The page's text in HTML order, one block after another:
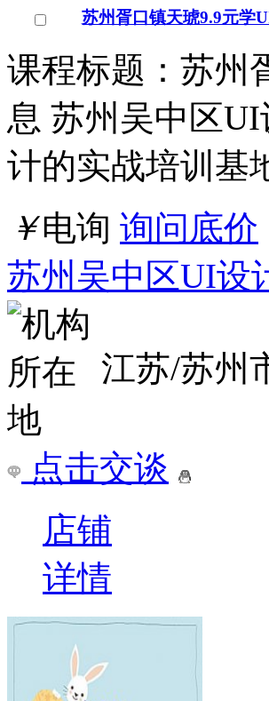
苏州胥口镇天琥9.9元学
课程标题：苏州
息 苏州吴中区
计的实战培训基
￥电询 询问底价
苏州吴中区UI设
江苏/苏州
点击交谈
店铺
详情